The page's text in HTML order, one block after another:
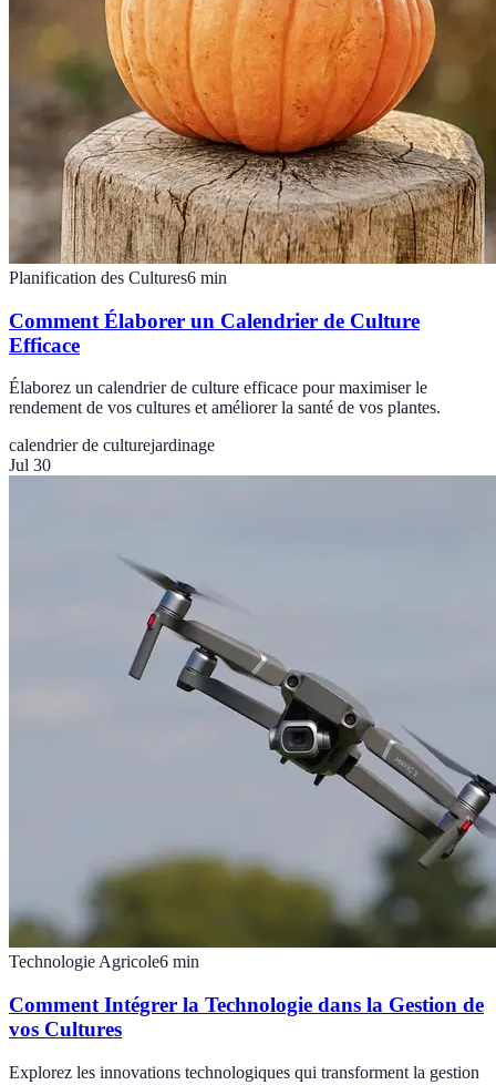
Planification des Cultures6 min
Comment Élaborer un Calendrier de Culture
Efficace
Élaborez un calendrier de culture efficace pour maximiser le
rendement de vos cultures et améliorer la santé de vos plantes.
calendrier de culturejardinage
Jul 30
Technologie Agricole6 min
Comment Intégrer la Technologie dans la Gestion de
vos Cultures
Explorez les innovations technologiques qui transforment la gestion